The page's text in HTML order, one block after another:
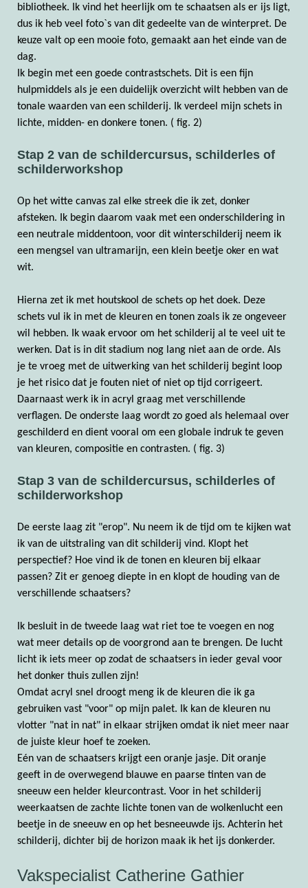
bibliotheek. Ik vind het heerlijk om te schaatsen als er ijs ligt,
dus ik heb veel foto`s van dit gedeelte van de winterpret. De
keuze valt op een mooie foto, gemaakt aan het einde van de
dag.
Ik begin met een goede contrastschets. Dit is een fijn
hulpmiddels als je een duidelijk overzicht wilt hebben van de
tonale waarden van een schilderij. Ik verdeel mijn schets in
lichte, midden- en donkere tonen. ( fig. 2)
Stap 2 van de schildercursus, schilderles of
schilderworkshop
Op het witte canvas zal elke streek die ik zet, donker
afsteken. Ik begin daarom vaak met een onderschildering in
een neutrale middentoon, voor dit winterschilderij neem ik
een mengsel van ultramarijn, een klein beetje oker en wat
wit.
Hierna zet ik met houtskool de schets op het doek. Deze
schets vul ik in met de kleuren en tonen zoals ik ze ongeveer
wil hebben. Ik waak ervoor om het schilderij al te veel uit te
werken. Dat is in dit stadium nog lang niet aan de orde. Als
je te vroeg met de uitwerking van het schilderij begint loop
je het risico dat je fouten niet of niet op tijd corrigeert.
Daarnaast werk ik in acryl graag met verschillende
verflagen. De onderste laag wordt zo goed als helemaal over
geschilderd en dient vooral om een globale indruk te geven
van kleuren, compositie en contrasten. ( fig. 3)
Stap 3 van de schildercursus, schilderles of
schilderworkshop
De eerste laag zit "erop". Nu neem ik de tijd om te kijken wat
ik van de uitstraling van dit schilderij vind. Klopt het
perspectief? Hoe vind ik de tonen en kleuren bij elkaar
passen? Zit er genoeg diepte in en klopt de houding van de
verschillende schaatsers?
Ik besluit in de tweede laag wat riet toe te voegen en nog
wat meer details op de voorgrond aan te brengen. De lucht
licht ik iets meer op zodat de schaatsers in ieder geval voor
het donker thuis zullen zijn!
Omdat acryl snel droogt meng ik de kleuren die ik ga
gebruiken vast "voor" op mijn palet. Ik kan de kleuren nu
vlotter "nat in nat" in elkaar strijken omdat ik niet meer naar
de juiste kleur hoef te zoeken.
Eén van de schaatsers krijgt een oranje jasje. Dit oranje
geeft in de overwegend blauwe en paarse tinten van de
sneeuw een helder kleurcontrast. Voor in het schilderij
weerkaatsen de zachte lichte tonen van de wolkenlucht een
beetje in de sneeuw en op het besneeuwde ijs. Achterin het
schilderij, dichter bij de horizon maak ik het ijs donkerder.
Vakspecialist Catherine Gathier